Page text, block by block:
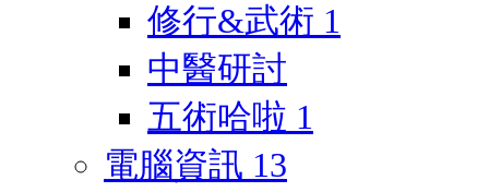
修行&武術 1
中醫研討
五術哈啦 1
電腦資訊 13